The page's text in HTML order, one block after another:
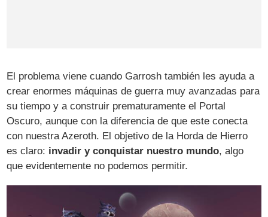
El problema viene cuando Garrosh también les ayuda a
crear enormes máquinas de guerra muy avanzadas para
su tiempo y a construir prematuramente el Portal
Oscuro, aunque con la diferencia de que este conecta
con nuestra Azeroth. El objetivo de la Horda de Hierro
es claro: invadir y conquistar nuestro mundo, algo
que evidentemente no podemos permitir.